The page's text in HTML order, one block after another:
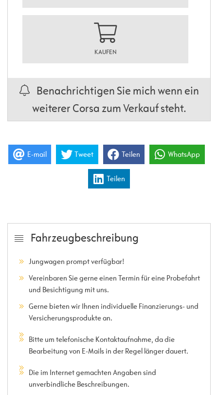
KAUFEN
Benachrichtigen Sie mich wenn ein
weiterer Corsa zum Verkauf steht.
E-mail Tweet Teilen WhatsApp
Teilen
Fahrzeugbeschreibung
Jungwagen prompt verfügbar!
Vereinbaren Sie gerne einen Termin für eine Probefahrt
und Besichtigung mit uns.
Gerne bieten wir Ihnen individuelle Finanzierungs- und
Versicherungsprodukte an.
Bitte um telefonische Kontaktaufnahme, da die
Bearbeitung von E-Mails in der Regel länger dauert.
Die im Internet gemachten Angaben sind
unverbindliche Beschreibungen.